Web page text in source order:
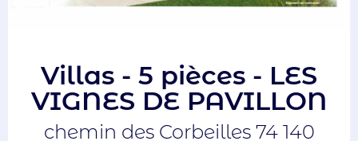
Villas - 5 pièces - LES
VIGNES DE PAVILLON
chemin des Corbeilles 74 140